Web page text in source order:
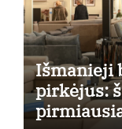
Išmanieji
pirkėjus: